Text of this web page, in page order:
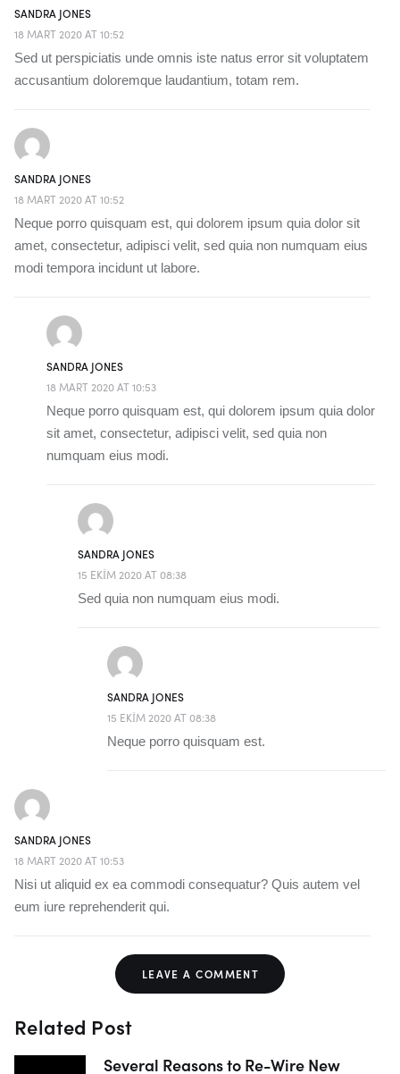
SANDRA JONES
18 MART 2020 AT 10:52
Sed ut perspiciatis unde omnis iste natus error sit voluptatem
accusantium doloremque laudantium, totam rem.
SANDRA JONES
18 MART 2020 AT 10:52
Neque porro quisquam est, qui dolorem ipsum quia dolor sit
amet, consectetur, adipisci velit, sed quia non numquam eius
modi tempora incidunt ut labore.
SANDRA JONES
18 MART 2020 AT 10:53
Neque porro quisquam est, qui dolorem ipsum quia dolor
sit amet, consectetur, adipisci velit, sed quia non
numquam eius modi.
SANDRA JONES
15 EKIM 2020 AT 08:38
Sed quia non numquam eius modi.
SANDRA JONES
15 EKIM 2020 AT 08:38
Neque porro quisquam est.
SANDRA JONES
18 MART 2020 AT 10:53
Nisi ut aliquid ex ea commodi consequatur? Quis autem vel
eum iure reprehenderit qui.
LEAVE A COMMENT
Related Post
Several Reasons to Re-Wire New